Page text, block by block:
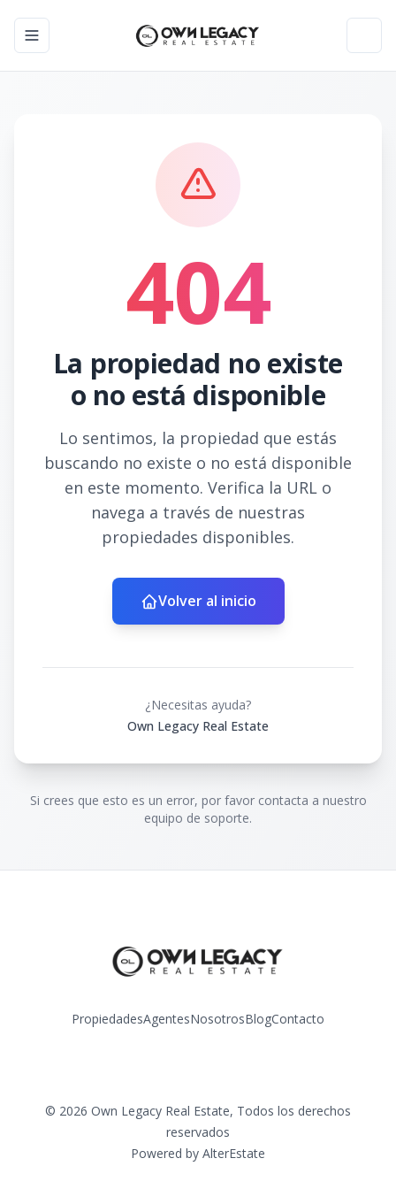
Toggle navigation menu
404
La propiedad no existe
o no está disponible
Lo sentimos, la propiedad que estás
buscando no existe o no está disponible
en este momento. Verifica la URL o
navega a través de nuestras
propiedades disponibles.
Volver al inicio
¿Necesitas ayuda?
Own Legacy Real Estate
Si crees que esto es un error, por favor contacta a nuestro
equipo de soporte.
PropiedadesAgentesNosotrosBlogContacto
© 2026 Own Legacy Real Estate, Todos los derechos
reservados
Powered by AlterEstate